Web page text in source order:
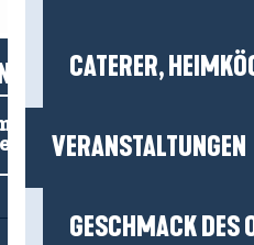
CATERER,
VERANSTALTUNGEN
GESCHMACK DES
NEUIGKEITEN!
für den
an